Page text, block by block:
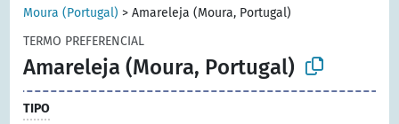
Moura (Portugal) >Amareleja (Moura, Portugal)
TERMO PREFERENCIAL
Amareleja (Moura, Portugal)
TIPO